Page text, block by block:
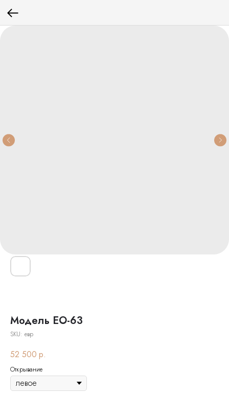
Модель ЕО-63
SKU: евр
52 500 р.
Открывание